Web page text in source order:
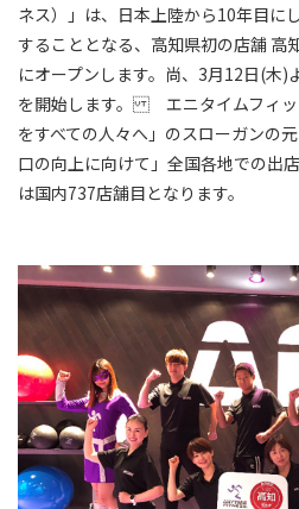
ネス）」は、日本上陸から10年目に
することとなる、高知県初の店舗 高
にオープンします。尚、3月12日(木)
を開始します。 エニタイムフィッ
をすべての人々へ」のスローガンの
口の向上に向けて」全国各地での出
は国内737店舗目となります。